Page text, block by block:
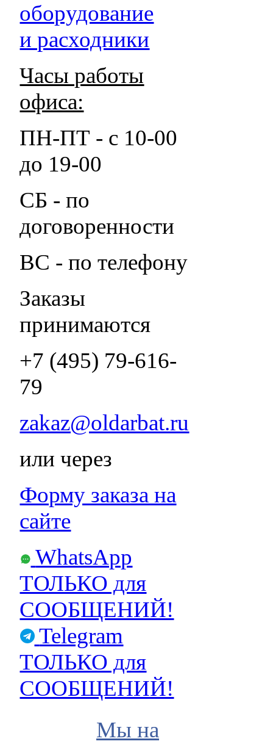
оборудование
и расходники
Часы работы
офиса:
ПН-ПТ - с 10-00
до 19-00
СБ - по
договоренности
ВС - по телефону
Заказы
принимаются
+7 (495) 79-616-
79
zakaz@oldarbat.ru
или через
Форму заказа на
сайте
WhatsApp
ТОЛЬКО для
СООБЩЕНИЙ!
Telegram
ТОЛЬКО для
СООБЩЕНИЙ!
Мы на